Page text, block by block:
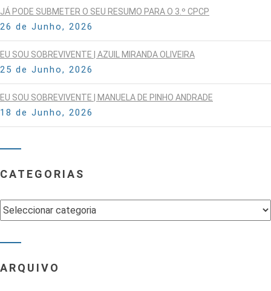
JÁ PODE SUBMETER O SEU RESUMO PARA O 3.º CPCP
26 de Junho, 2026
EU SOU SOBREVIVENTE | AZUIL MIRANDA OLIVEIRA
25 de Junho, 2026
EU SOU SOBREVIVENTE | MANUELA DE PINHO ANDRADE
18 de Junho, 2026
CATEGORIAS
Categorias
ARQUIVO